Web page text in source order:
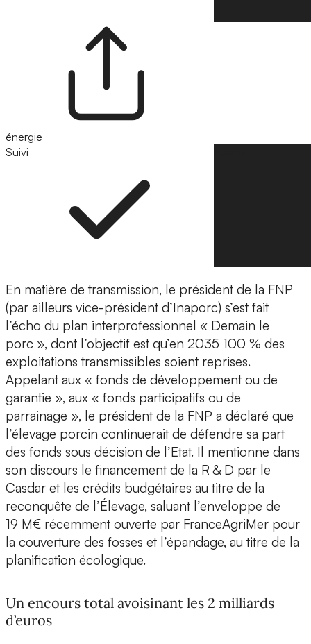
énergie
Suivi
En matière de transmission, le président de la FNP
(par ailleurs vice-président d’Inaporc) s’est fait
l’écho du plan interprofessionnel « Demain le
porc », dont l’objectif est qu’en 2035 100 % des
exploitations transmissibles soient reprises.
Appelant aux « fonds de développement ou de
garantie », aux « fonds participatifs ou de
parrainage », le président de la FNP a déclaré que
l’élevage porcin continuerait de défendre sa part
des fonds sous décision de l’Etat. Il mentionne dans
son discours le financement de la R & D par le
Casdar et les crédits budgétaires au titre de la
reconquête de l’Élevage, saluant l’enveloppe de
19 M€ récemment ouverte par FranceAgriMer pour
la couverture des fosses et l’épandage, au titre de la
planification écologique.
Un encours total avoisinant les 2 milliards
d’euros